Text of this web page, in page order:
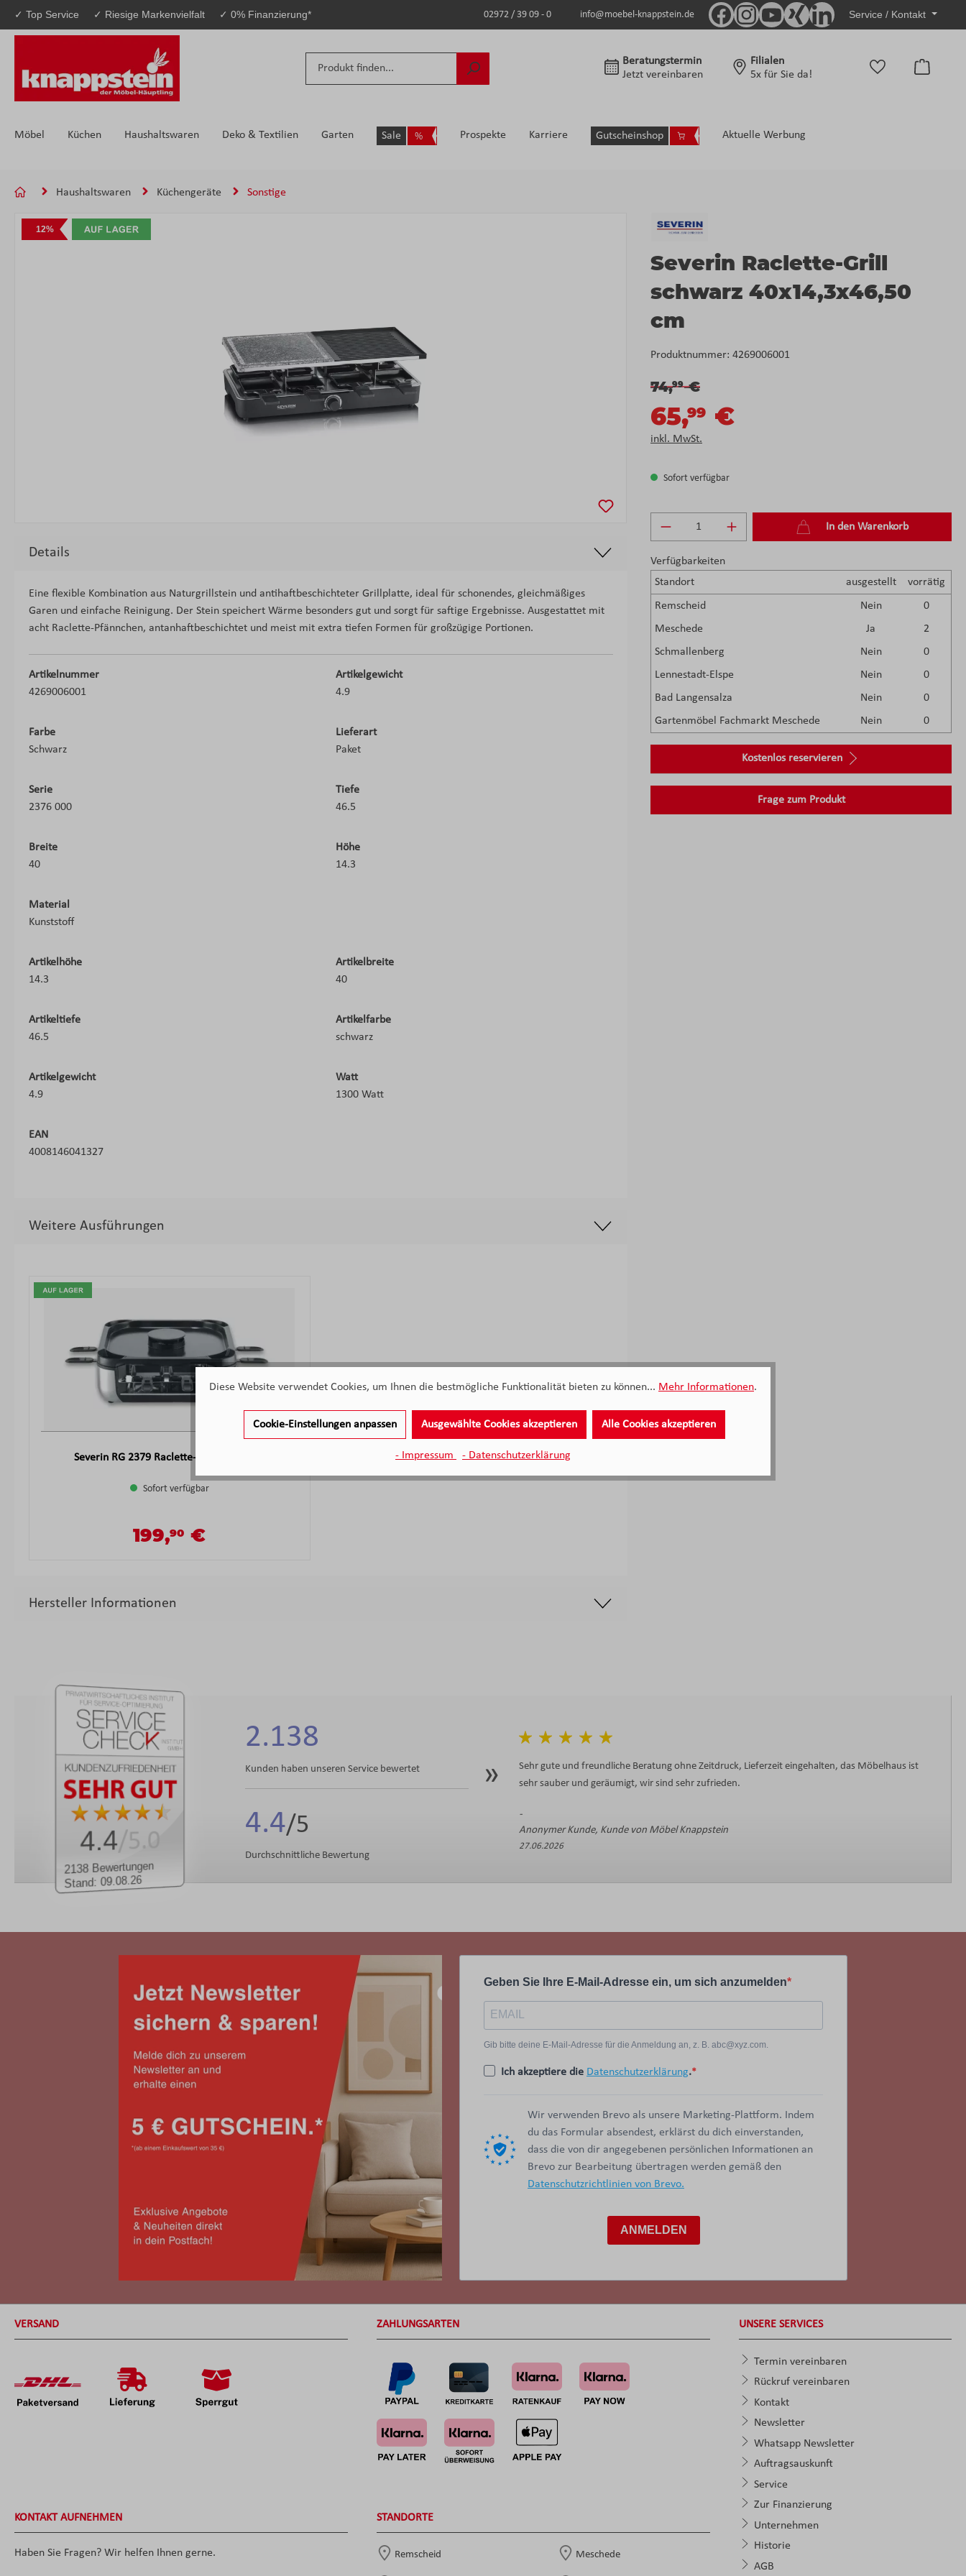
Hauptinhalt springen
Zur Suche springen
Zur Hauptnavigation springen
✓ Top Service ✓ Riesige Markenvielfalt ✓ 0% Finanzierung* 02972 / 39 09 - 0 info@moebel-knappstein.de Service / Kontakt
Beratungstermin
Jetzt vereinbaren
Filialen
5x für Sie da!
Möbel Küchen Haushaltswaren Deko & Textilien Garten Sale Prospekte Karriere Gutscheinshop Aktuelle Werbung
Haushaltswaren Küchengeräte Sonstige
12%
Bildergalerie überspringen
Severin Raclette-Grill
schwarz 40x14,3x46,50
cm
Produktnummer: 4269006001
74,99€
65,99 €
inkl. MwSt.
Sofort verfügbar
Produkt Anzahl: Gib den gewünschten
In den Warenkorb
Verfügbarkeiten
Standort
ausgestellt vorrätig
Remscheid Nein
0
Meschede
Ja
2
Schmallenberg
Nein
0
Lennestadt-Elspe
Nein
0
Bad Langensalza
Nein
0
Gartenmöbel Fachmarkt Meschede
Nein 0
Kostenlos reservieren
Frage zum Produkt
Details
Eine flexible Kombination aus Naturgrillstein und antihaftbeschichteter Grillplatte, ideal für schonendes, gleichmäßiges
Garen und einfache Reinigung. Der Stein speichert Wärme besonders gut und sorgt für saftige Ergebnisse. Ausgestattet mit
acht Raclette-Pfännchen, antanhaftbeschichtet und meist mit extra tiefen Formen für großzügige Portionen.
Artikelnummer
4269006001
Artikelgewicht
4.9
Farbe
Schwarz
Lieferart
Paket
Serie
2376 000
Tiefe
46.5
Breite
40
Höhe
14.3
Material
Kunststoff
Artikelhöhe
14.3
Artikelbreite
40
Artikeltiefe
46.5
Artikelfarbe
schwarz
Artikelgewicht
4.9
Watt
1300 Watt
EAN
4008146041327
Weitere Ausführungen
Severin RG 2379 Raclette-Grill Rauchfrei
Sofort verfügbar
Regulärer Preis:
Verkaufspreis:
199,90 €
Hersteller Informationen
2138 Bewertungen
Stand: 09.08.26
4.4/5.0
2.138
Kunden haben unseren Service bewertet
4.4
Durchschnittliche Bewertung
Sehr gute und freundliche Beratung ohne Zeitdruck, Lieferzeit eingehalten, das Möbelhaus ist
sehr sauber und geräumigt, wir sind sehr zufrieden.
Anonymer Kunde, Kunde von Möbel Knappstein
27.06.2026
Geben Sie Ihre E-Mail-Adresse ein, um sich anzumelden
Gib bitte deine E-Mail-Adresse für die Anmeldung an, z. B. abc@xyz.com.
Ich akzeptiere die Datenschutzerklärung.
Wir verwenden Brevo als unsere Marketing-Plattform. Indem
du das Formular absendest, erklärst du dich einverstanden,
dass die von dir angegebenen persönlichen Informationen an
Brevo zur Bearbeitung übertragen werden gemäß den
Datenschutzrichtlinien von Brevo.
ANMELDEN
VERSAND ZAHLUNGSARTEN
KONTAKT AUFNEHMEN
Haben Sie Fragen? Wir helfen Ihnen gerne.
STANDORTE
Remscheid Meschede
UNSERE SERVICES
Termin vereinbaren
Rückruf vereinbaren
Kontakt
Newsletter
Whatsapp Newsletter
Auftragsauskunft
Service
Zur Finanzierung
Unternehmen
Historie
AGB
Diese Website verwendet Cookies, um Ihnen die bestmögliche Funktionalität bieten zu können... Mehr Informationen.
Cookie-Einstellungen anpassen Ausgewählte Cookies akzeptieren Alle Cookies akzeptieren
- Impressum - Datenschutzerklärung